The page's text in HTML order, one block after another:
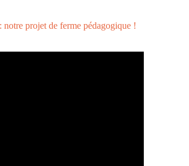
notre projet de ferme pédagogique !